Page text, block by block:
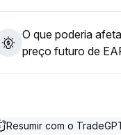
O que poderia
preço futuro de
Resumir com o